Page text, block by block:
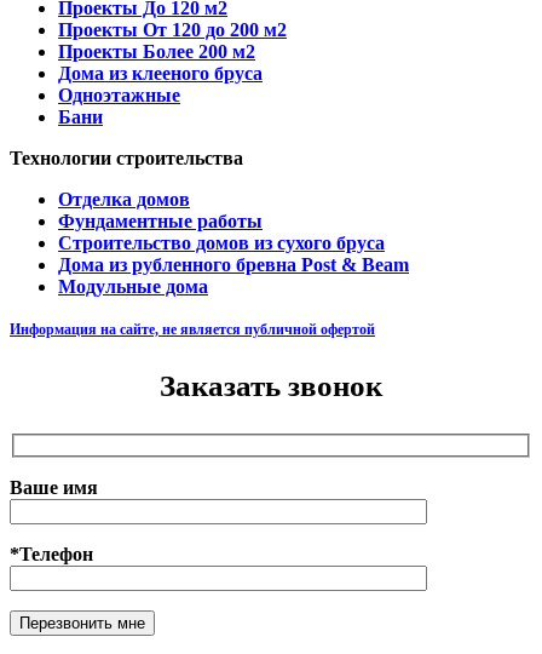
Проекты До 120 м2
Проекты От 120 до 200 м2
Проекты Более 200 м2
Дома из клееного бруса
Одноэтажные
Бани
Технологии строительства
Отделка домов
Фундаментные работы
Строительство домов из сухого бруса
Дома из рубленного бревна Post & Beam
Модульные дома
Информация на сайте, не является публичной офертой
Заказать звонок
Ваше имя
*Телефон
Оставьте это поле пустым.